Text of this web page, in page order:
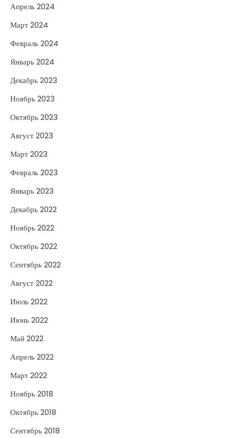
Апрель 2024
Март 2024
Февраль 2024
Январь 2024
Декабрь 2023
Ноябрь 2023
Октябрь 2023
Август 2023
Март 2023
Февраль 2023
Январь 2023
Декабрь 2022
Ноябрь 2022
Октябрь 2022
Сентябрь 2022
Август 2022
Июль 2022
Июнь 2022
Май 2022
Апрель 2022
Март 2022
Ноябрь 2018
Октябрь 2018
Сентябрь 2018